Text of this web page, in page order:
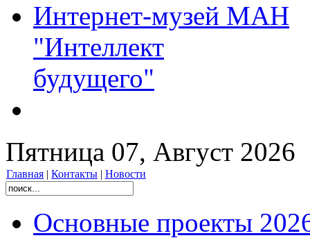
Интернет-музей МАН
"Интеллект
будущего"
Пятница 07, Август 2026
Главная | Контакты | Новости
Основные проекты